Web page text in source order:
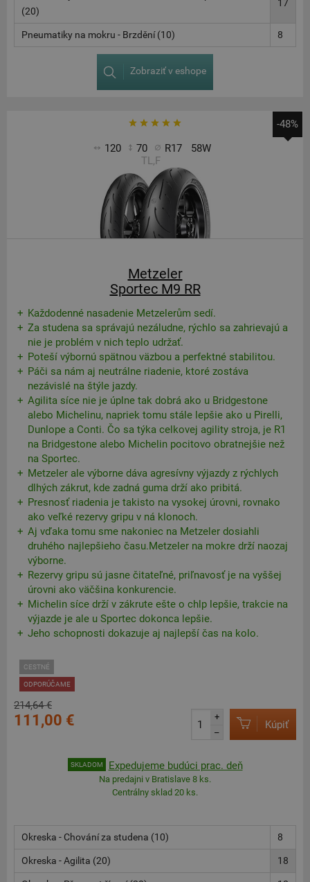
(20)
17
Pneumatiky na mokru - Brzdění (10) 8
Zobraziť v eshope
120 70 R17
58W
TL,F
-48%
Metzeler
Sportec M9 RR
Každodenné nasadenie Metzelerům sedí.
Za studena sa správajú nezáludne, rýchlo sa zahrievajú a
nie je problém v nich teplo udržať.
Poteší výbornú spätnou väzbou a perfektné stabilitou.
Páči sa nám aj neutrálne riadenie, ktoré zostáva
nezávislé na štýle jazdy.
Agilita síce nie je úplne tak dobrá ako u Bridgestone
alebo Michelinu, napriek tomu stále lepšie ako u Pirelli,
Dunlope a Conti. Čo sa týka celkovej agility stroja, je R1
na Bridgestone alebo Michelin pocitovo obratnejšie než
na Sportec.
Metzeler ale výborne dáva agresívny výjazdy z rýchlych
dlhých zákrut, kde zadná guma drží ako pribitá.
Presnosť riadenia je takisto na vysokej úrovni, rovnako
ako veľké rezervy gripu v ná klonoch.
Aj vďaka tomu sme nakoniec na Metzeler dosiahli
druhého najlepšieho času.Metzeler na mokre drží naozaj
výborne.
Rezervy gripu sú jasne čitateľné, priľnavosť je na vyššej
úrovni ako väčšina konkurencie.
Michelin síce drží v zákrute ešte o chlp lepšie, trakcie na
výjazde je ale u Sportec dokonca lepšie.
Jeho schopnosti dokazuje aj najlepší čas na kolo.
CESTNÉ
ODPORÚČAME
214,64 €
111,00 €
+
–
Kúpiť
SKLADOM Expedujeme budúci prac. deň
Na predajni v Bratislave 8 ks.
Centrálny sklad 20 ks.
Okreska - Chování za studena (10) 8
Okreska - Agilita (20) 18